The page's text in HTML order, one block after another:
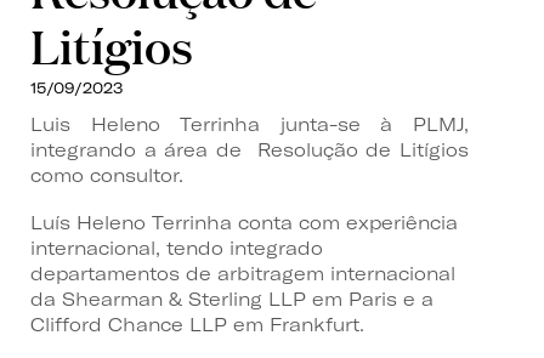
Litígios
15/09/2023
Luis Heleno Terrinha junta-se à PLMJ,
integrando a área de Resolução de Litígios
como consultor.
Luís Heleno Terrinha conta com experiência
internacional, tendo integrado
departamentos de arbitragem internacional
da Shearman & Sterling LLP em Paris e a
Clifford Chance LLP em Frankfurt.